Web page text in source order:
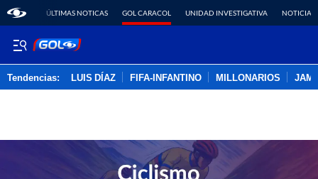
ÚLTIMAS NOTICAS GOL CARACOL UNIDAD INVESTIGATIVA NOTICIAS
Tendencias: LUIS DÍAZ FIFA-INFANTINO MILLONARIOS